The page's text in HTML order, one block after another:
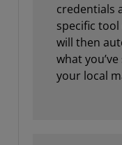
credentials
specific
will then
what
your local